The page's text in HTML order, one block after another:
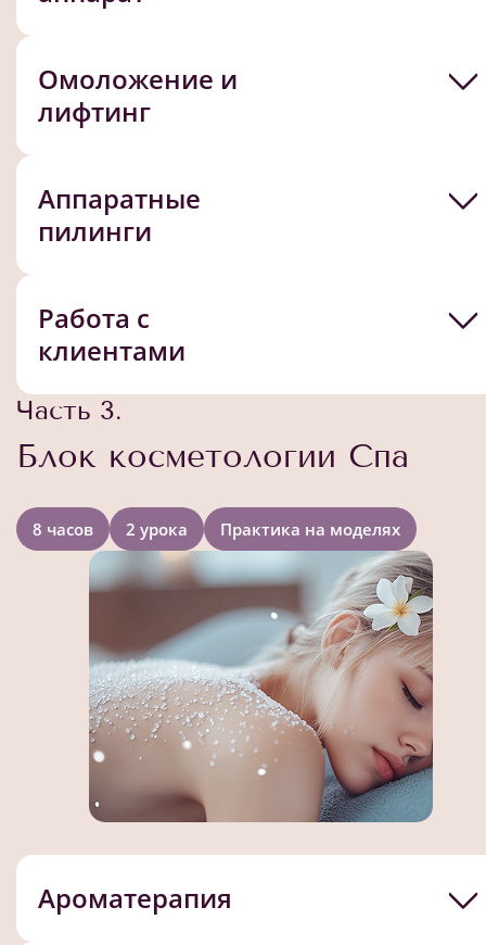
Омоложение и
лифтинг
Аппаратные
пилинги
Работа с
клиентами
Часть 3.
Блок косметологии Спа
8 часов 2 урока Практика на моделях
Ароматерапия